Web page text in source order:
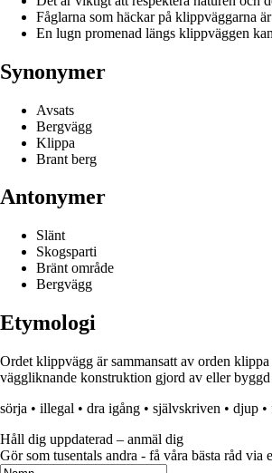
Fåglarna som häckar på klippväggarna
En lugn promenad längs klippväggen
Synonymer
Avsats
Bergvägg
Klippa
Brant berg
Antonymer
Slänt
Skogsparti
Bränt område
Bergvägg
Etymologi
Ordet klippvägg är sammansatt av orden
väggliknande konstruktion gjord av eller
sörja • illegal • dra igång • självskriven • djup •
Håll dig uppdaterad – anmäl dig
Gör som tusentals andra - få våra bästa råd via